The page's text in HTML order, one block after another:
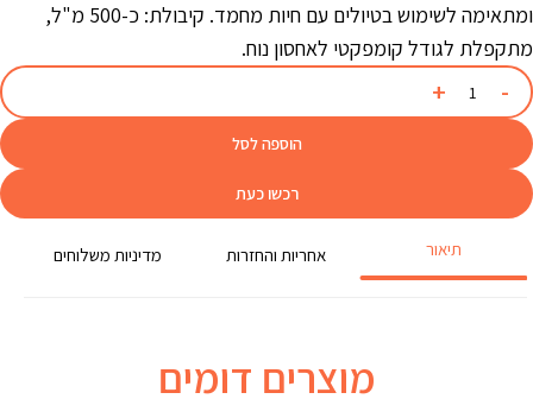
ומתאימה לשימוש בטיולים עם חיות מחמד. קיבולת: כ-500 מ"ל,
מתקפלת לגודל קומפקטי לאחסון נוח.
הוספה לסל
רכשו כעת
תיאור אחריות והחזרות מדיניות משלוחים
מוצרים דומים